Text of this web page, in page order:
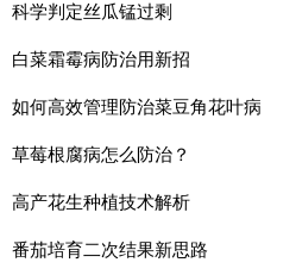
科学判定丝瓜锰过剩
白菜霜霉病防治用新招
如何高效管理防治菜豆角花叶病
草莓根腐病怎么防治？
高产花生种植技术解析
番茄培育二次结果新思路